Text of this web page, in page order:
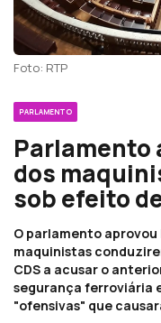
Foto: RTP
PARLAMENTO
Parlamento
dos
sob efeito
O parlamento
maquinistas
CDS a acusar o
segurança ferroviária
"ofensivas" que